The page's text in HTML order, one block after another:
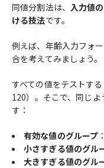
同値分割法は、 入力値
ける技法です。
例えば、年齢入力フォ
合を考えてみましょう。
すべての値をテストす
120）。そこで、同じ
す：
有効な値のグループ
小さすぎる値のグル
大きすぎる値のグル